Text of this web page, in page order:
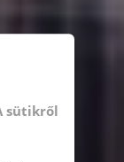
sütikről